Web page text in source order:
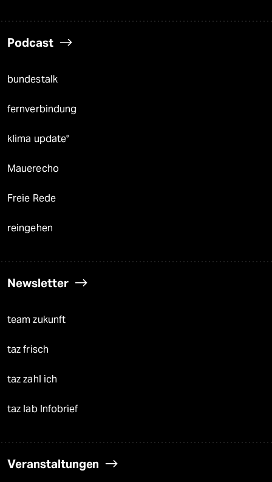
Podcast
bundestalk
fernverbindung
klima update°
Mauerecho
Freie Rede
reingehen
Newsletter
team zukunft
taz frisch
taz zahl ich
taz lab Infobrief
Veranstaltungen